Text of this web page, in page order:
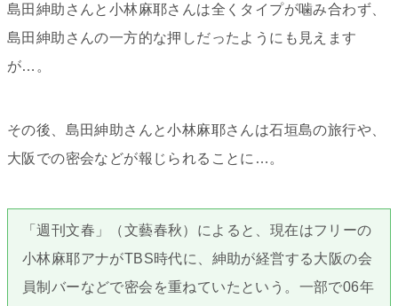
島田紳助さんと小林麻耶さんは全くタイプが噛み合わず、
島田紳助さんの一方的な押しだったようにも見えます
が…。
その後、島田紳助さんと小林麻耶さんは石垣島の旅行や、
大阪での密会などが報じられることに…。
「週刊文春」（文藝春秋）によると、現在はフリーの
小林麻耶アナがTBS時代に、紳助が経営する大阪の会
員制バーなどで密会を重ねていたという。一部で06年